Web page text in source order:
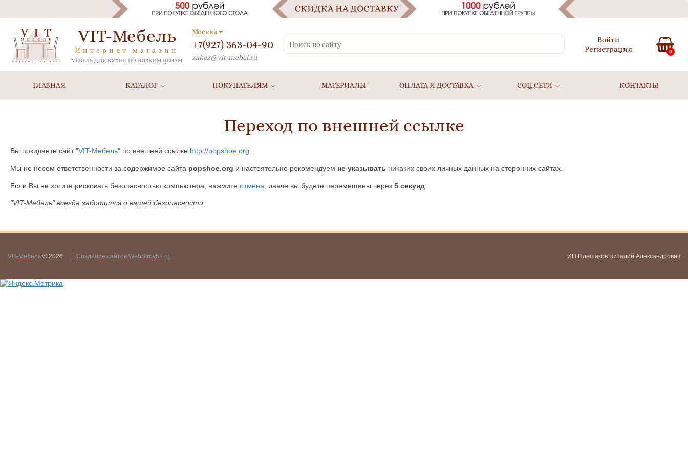
VIT-Мебель
Интернет магазин
МЕБЕЛЬ ДЛЯ КУХНИ ПО НИЗКИМ ЦЕНАМ
Москва
+7(927) 363-04-90
zakaz@vit-mebel.ru
Войти
Регистрация
0
ГЛАВНАЯ КАТАЛОГ ПОКУПАТЕЛЯМ МАТЕРИАЛЫ ОПЛАТА И ДОСТАВКА СОЦ.СЕТИ КОНТАКТЫ
Переход по внешней ссылке
Вы покидаете сайт "VIT-Мебель" по внешней ссылке http://popshoe.org
Мы не несем ответственности за содержимое сайта popshoe.org и настоятельно рекомендуем не указывать никаких своих личных данных на сторонних сайтах.
Если Вы не хотите рисковать безопасностью компьютера, нажмите отмена , иначе вы будете перемещены через 5 секунд
"VIT-Мебель" всегда заботится о вашей безопасности.
VIT-Мебель © 2026 Создание сайтов WebStroy58.ru ИП Плешаков Виталий Александрович